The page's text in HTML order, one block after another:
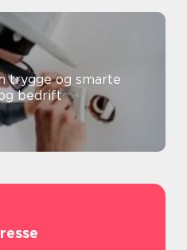
bedrift